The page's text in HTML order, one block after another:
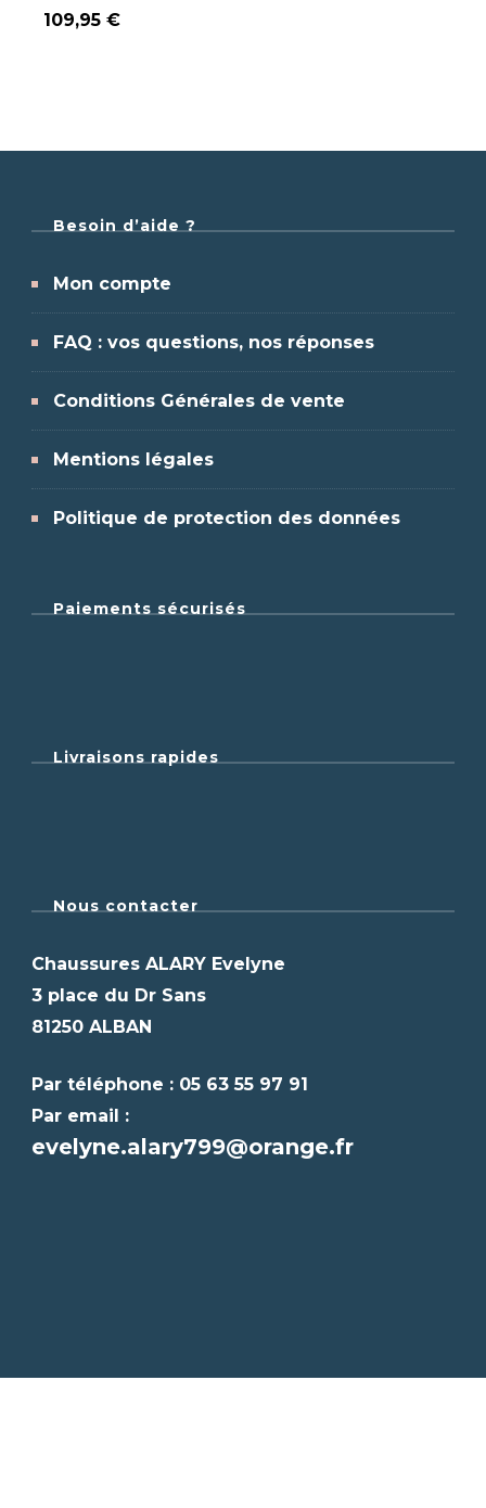
109,95€
Besoin d’aide ?
Mon compte
FAQ : vos questions, nos réponses
Conditions Générales de vente
Mentions légales
Politique de protection des données
Paiements sécurisés
Livraisons rapides
Nous contacter
Chaussures ALARY Evelyne
3 place du Dr Sans
81250 ALBAN
Par téléphone : 05 63 55 97 91
Par email :
evelyne.alary799@orange.fr